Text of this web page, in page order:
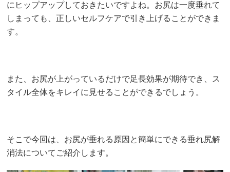
にヒップアップしておきたいですよね。お尻は一度垂れて
しまっても、正しいセルフケアで引き上げることができま
す。
また、お尻が上がっているだけで足長効果が期待でき、ス
タイル全体をキレイに見せることができるでしょう。
そこで今回は、お尻が垂れる原因と簡単にできる垂れ尻解
消法についてご紹介します。